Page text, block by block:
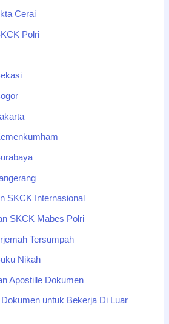
Cerai
Polri
SKCK Internasional
SKCK Mabes Polri
Tersumpah
Nikah
Apostille Dokumen
untuk Bekerja Di Luar